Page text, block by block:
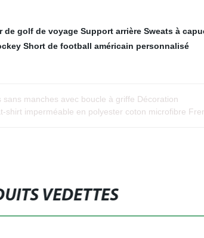
de golf de voyage Support arrière Sweats à
Short de football américain personnalisé
manches avec boucle à griffe Décoration
imperméable en polyester coton microfibre
VEDETTES